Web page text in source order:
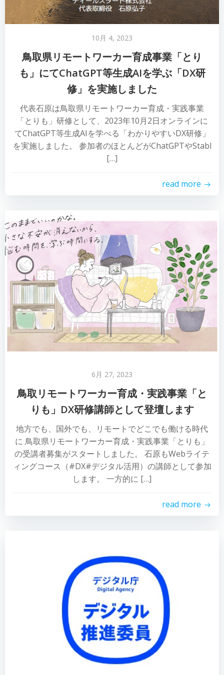
10月 4, 2023
鳥取県リモートワーカー育成事業「とり
も」にてChatGPT等生成AIを学ぶ「DX研
修」を実施しました
代表石原は鳥取県リモートワーカー育成・実践事業
「とりも」研修として、2023年10月2日オンラインに
てChatGPT等生成AIを学べる「わかりやすいDX研修」
を実施しました。 参加者のほとんどがChatGPTやStabl
[…]
read more
6月 27, 2023
鳥取リモートワーカー育成・実践事業「と
りも」DX研修講師として登壇します
地方でも、国外でも、リモートでどこでも働ける時代
に 鳥取県リモートワーカー育成・実践事業「とりも」
の受講者募集がスタートしました。 石原もWebライテ
ィングコース（#DX#デジタル活用）の講師として参加
します。 一方的に […]
read more